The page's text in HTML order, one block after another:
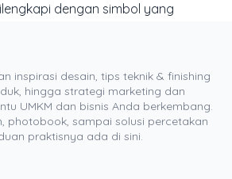
dengan simbol yang
selalu digunakan untuk barang-
menggunakan stiker ini untuk
stiker fragile yang tersedia di
termasuk jenis paket yang
stiker fragile maka pihak
inspirasi desain, tips teknik & finishing
hingga strategi marketing dan
UMKM dan bisnis Anda berkembang.
photobook, sampai solusi percetakan
praktisnya ada di sini.